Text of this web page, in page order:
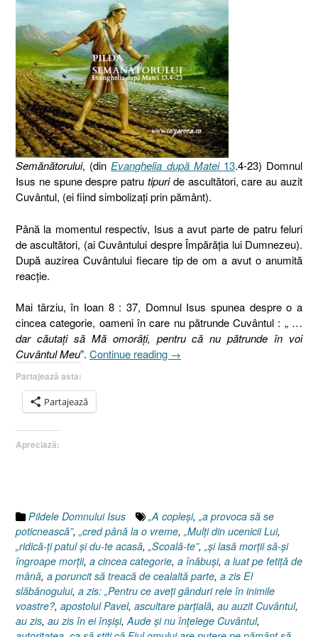
Semănătorului, (din Evanghelia după Matei 13.4-23) Domnul
Isus ne spune despre patru tipuride ascultători, care au auzit
Cuvântul, (ei fiind simbolizaţi prin pământ).
Până la momentul respectiv, Isus a avut parte de patru feluri
de ascultători, (ai Cuvântului despre Împărăţia lui Dumnezeu).
După auzirea Cuvântului fiecare tip de om a avut o anumită
reacţie.
Mai târziu, în Ioan 8 : 37, Domnul Isus spunea despre o a
cincea categorie, oameni în care nu pătrunde Cuvântul : „ …
dar căutaţi să Mă omorâţi, pentru că nu pătrunde în voi
Cuvântul Meu”. Continue reading „Pilda
→
Partajează asta:
Partajează
Apreciază:
Pildele Domnului Isus „A copleşi, „a provoca să se
poticnească”, „cred până la o vreme, „Mulţi din ucenicii Lui,
„ridică-ţi patul şi du-te acasă, „Scoală-te”, „şi lasă morţii să-şi
îngroape morţii, a cincea categorie, a înăbuşi, a luat pe fetiţă de
mână, a poruncit să treacă de cealaltă parte, a zis El
slăbănogului, a zis: „Pentru ce aveţi gânduri rele în inimile
voastre?, apostolul Pavel, ascultare parţială, au auzit Cuvântul,
au zis, au zis în ei înşişi,Aude şi nu înţelege Cuvântul,